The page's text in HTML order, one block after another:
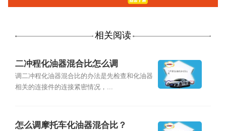
相关阅读
二冲程化油器混合比怎么调
调二冲程化油器混合比的办法是先检查和化油器
相关的连接件的连接紧密情况，...
怎么调摩托车化油器混合比？